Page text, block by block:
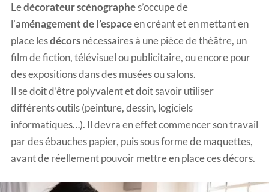
Ledécorateur scénographes’occupe de
l’aménagement de l’espaceen créant et en mettant en
place lesdécorsnécessaires à une pièce de théâtre, un
film de fiction, télévisuel ou publicitaire, ou encore pour
des expositions dans des musées ou salons.
Il se doit d’être polyvalent et doit savoir utiliser
différents outils (peinture, dessin, logiciels
informatiques…). Il devra en effet commencer son travail
par des ébauches papier, puis sous forme de maquettes,
avant de réellement pouvoir mettre en place ces décors.